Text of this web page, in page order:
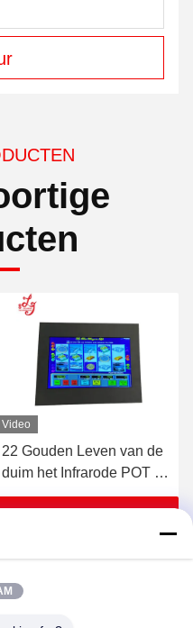
Leven van de
Infrarode POT O
screen
23,6
van